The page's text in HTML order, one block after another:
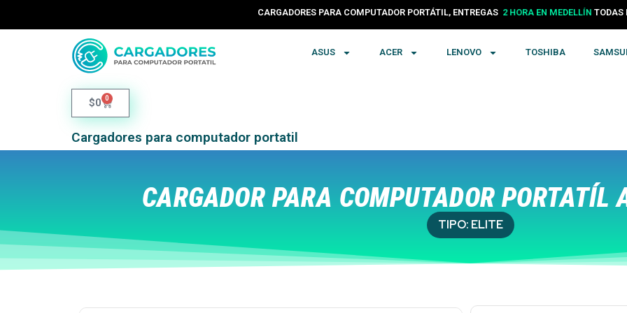
CARGADORES PARA COMPUTADOR PORTÁTIL, ENTREGAS 24 HORAS EN COLOMBIA
ASUS ACER LENOVO TOSHIBA
$0 0
Cargadores para computador portatil
CARGADOR PARA COMPUTADOR PORTATÍL
TIPO: ELITE